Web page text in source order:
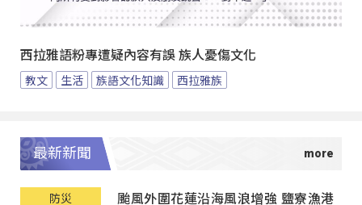
西拉雅語粉專遭疑內容有誤 族人憂傷文化
教文 生活 族語文化知識 西拉雅族
最新新聞
防災 颱風外圍花蓮沿海風浪增強 鹽寮漁港